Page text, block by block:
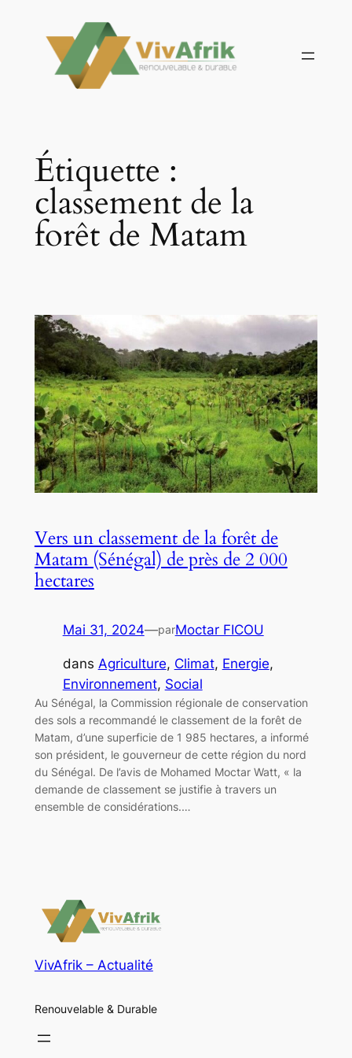
contenu
Étiquette :
classement de la
forêt de Matam
Vers un classement de la forêt de
Matam (Sénégal) de près de 2 000
hectares
Mai 31, 2024—parMoctar FICOU
dans Agriculture, Climat, Energie
Environnement, Social
Au Sénégal, la Commission régionale de conservation
des sols a recommandé le classement de la forêt de
Matam, d’une superficie de 1 985 hectares, a informé
son président, le gouverneur de cette région du nord
du Sénégal. De l’avis de Mohamed Moctar Watt, « la
demande de classement se justifie à travers un
ensemble de considérations.…
VivAfrik – Actualité
Renouvelable & Durable